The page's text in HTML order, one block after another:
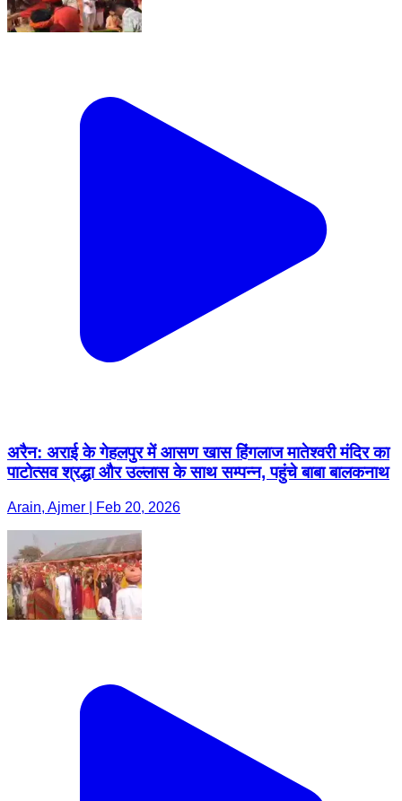
अरैन: अराई के गेहलपुर में आसण खास हिंगलाज मातेश्वरी मंदिर का
पाटोत्सव श्रद्धा और उल्लास के साथ सम्पन्न, पहुंचे बाबा बालकनाथ
Arain, Ajmer | Feb 20, 2026